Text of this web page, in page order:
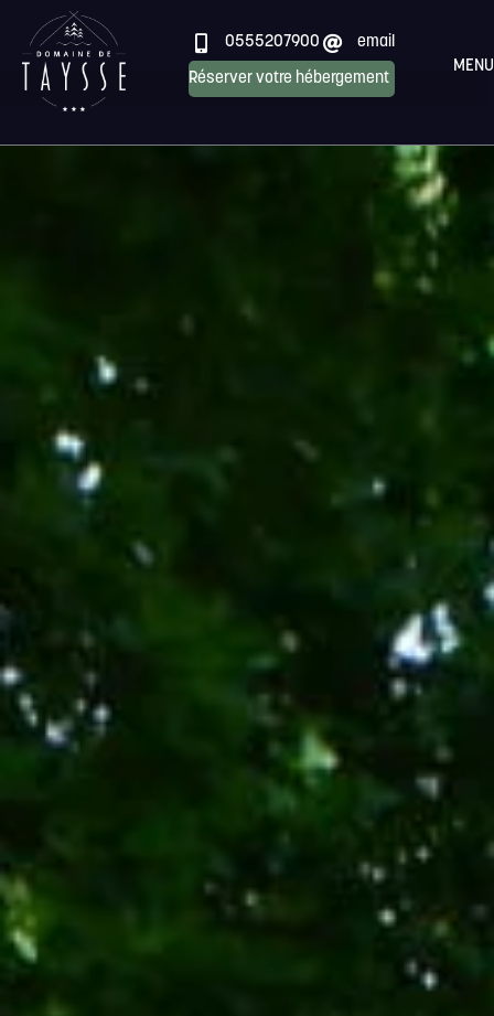
0555207900 email
Réserver votre hébergement
MENU